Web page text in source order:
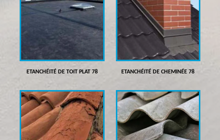
ETANCHÉITÉ DE TOIT PLAT 78 ETANCHÉITÉ DE CHEMINÉE 78